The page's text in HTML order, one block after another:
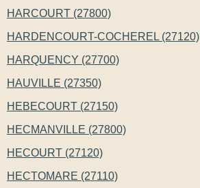
HARCOURT (27800)
HARDENCOURT-COCHEREL (27120)
HARQUENCY (27700)
HAUVILLE (27350)
HEBECOURT (27150)
HECMANVILLE (27800)
HECOURT (27120)
HECTOMARE (27110)